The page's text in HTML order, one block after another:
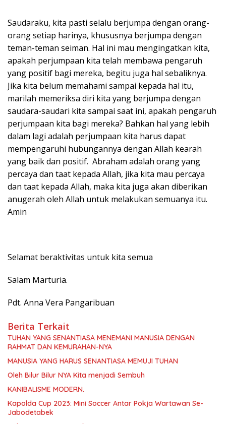
Saudaraku, kita pasti selalu berjumpa dengan orang-
orang setiap harinya, khususnya berjumpa dengan
teman-teman seiman. Hal ini mau mengingatkan kita,
apakah perjumpaan kita telah membawa pengaruh
yang positif bagi mereka, begitu juga hal sebaliknya.
Jika kita belum memahami sampai kepada hal itu,
marilah memeriksa diri kita yang berjumpa dengan
saudara-saudari kita sampai saat ini, apakah pengaruh
perjumpaan kita bagi mereka? Bahkan hal yang lebih
dalam lagi adalah perjumpaan kita harus dapat
mempengaruhi hubungannya dengan Allah kearah
yang baik dan positif. Abraham adalah orang yang
percaya dan taat kepada Allah, jika kita mau percaya
dan taat kepada Allah, maka kita juga akan diberikan
anugerah oleh Allah untuk melakukan semuanya itu.
Amin
Selamat beraktivitas untuk kita semua
Salam Marturia.
Pdt. Anna Vera Pangaribuan
Berita Terkait
TUHAN YANG SENANTIASA MENEMANI MANUSIA DENGAN
RAHMAT DAN KEMURAHAN-NYA
MANUSIA YANG HARUS SENANTIASA MEMUJI TUHAN
Oleh Bilur Bilur NYA Kita menjadi Sembuh
KANIBALISME MODERN.
Kapolda Cup 2023: Mini Soccer Antar Pokja Wartawan Se-
Jabodetabek